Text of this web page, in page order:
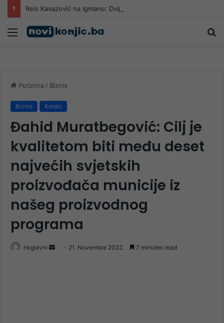
Meni
Početna / Biznis
Biznis Konjic
Đahid Muratbegović: Cilj je
kvalitetom biti među deset
najvećih svjetskih
proizvođača municije iz
našeg proizvodnog
programa
nkglavni
Send 21. Novembra 2022. 7 minutes read